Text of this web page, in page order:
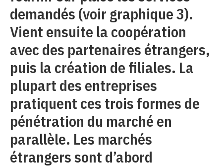
demandés (voir graphique 3).
Vient ensuite la coopération
avec des partenaires étrangers,
puis la création de filiales. La
plupart des entreprises
pratiquent ces trois formes de
pénétration du marché en
parallèle. Les marchés
étrangers sont d’abord